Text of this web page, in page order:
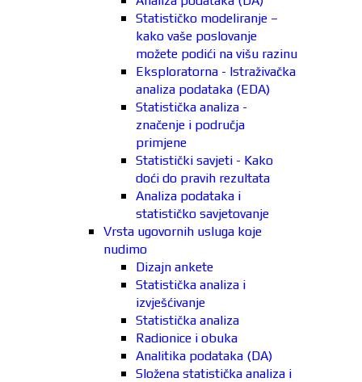
Statističko modeliranje –
kako vaše poslovanje
možete podići na višu razinu
Eksploratorna - Istraživačka
analiza podataka (EDA)
Statistička analiza -
značenje i područja
primjene
Statistički savjeti - Kako
doći do pravih rezultata
Analiza podataka i
statističko savjetovanje
Vrsta ugovornih usluga koje
nudimo
Dizajn ankete
Statistička analiza i
izvješćivanje
Statistička analiza
Radionice i obuka
Analitika podataka (DA)
Složena statistička analiza i